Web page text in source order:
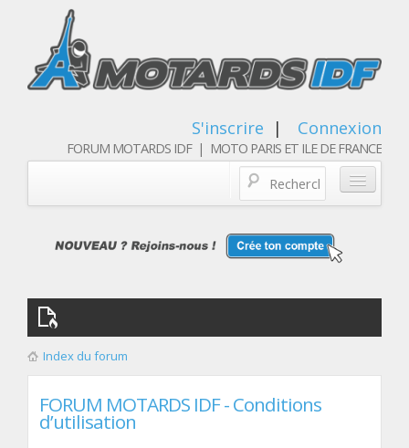
S'inscrire | Connexion
FORUM MOTARDS IDF | MOTO PARIS ET ILE DE FRANCE
Qui sommes nous
Les membres
Index du forum
FORUM MOTARDS IDF - Conditions
d’utilisation